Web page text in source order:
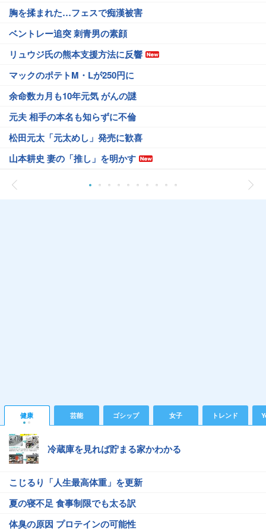
胸を揉まれた…フェスで痴漢被害
ベントレー追突 刺青男の素顔
リュウジ氏の熊本支援方法に反響
マックのポテトM・Lが250円に
余命数カ月も10年元気 がんの謎
元夫 相手の本名も知らずに不倫
松田元太「元太めし」発売に歓喜
山本耕史 妻の「推し」を明かす
健康 芸能 ゴシップ 女子 トレンド
冷蔵庫を見れば貯まる家かわかる
こじるり「人生最高体重」を更新
夏の寝不足 食事制限でも太る訳
体臭の原因 プロテインの可能性